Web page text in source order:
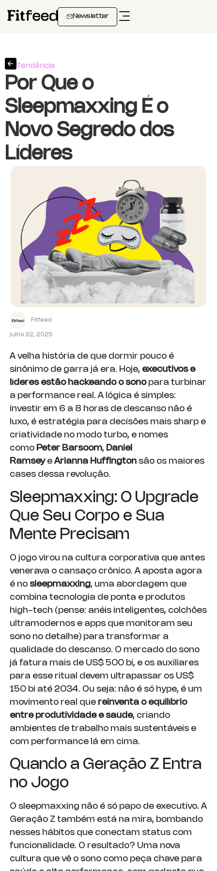
Newsletter
Tendência
Por Que o
Sleepmaxxing É o
Novo Segredo dos
Líderes
Fitfeed
julho 22, 2025
A velha história de que dormir pouco é
sinônimo de garra já era. Hoje, executivos e
líderes estão hackeando o sonopara turbinar
a performance real. A lógica é simples:
investir em 6 a 8 horas de descanso não é
luxo, é estratégia para decisões mais sharp e
criatividade no modo turbo, e nomes
como Peter Barsoom, Daniel
Ramseye Arianna Huffington são os maiores
cases dessa revolução.
Sleepmaxxing: O Upgrade
Que Seu Corpo e Sua
Mente Precisam
O jogo virou na cultura corporativa que antes
venerava o cansaço crônico. A aposta agora
é no sleepmaxxing, uma abordagem que
combina tecnologia de ponta e produtos
high-tech (pense: anéis inteligentes, colchões
ultramodernos e apps que monitoram seu
sono no detalhe) para transformar a
qualidade do descanso. O mercado do sono
já fatura mais de US$ 500 bi, e os auxiliares
para esse ritual devem ultrapassar os US$
150 bi até 2034. Ou seja: não é só hype, é um
movimento real que reinventa o equilíbrio
entre produtividade e saúde, criando
ambientes de trabalho mais sustentáveis e
com performance lá em cima.
Quando a Geração Z Entra
no Jogo
O sleepmaxxing não é só papo de executivo. A
Geração Z também está na mira, bombando
nesses hábitos que conectam status com
funcionalidade. O resultado? Uma nova
cultura que vê o sono como peça chave para